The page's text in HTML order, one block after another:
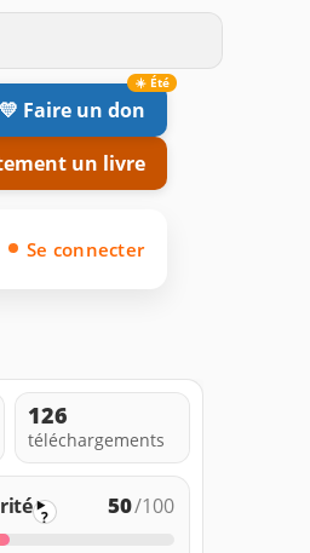
💛 Faire un don
un livre
Se connecter
126
téléchargements
? 50/100